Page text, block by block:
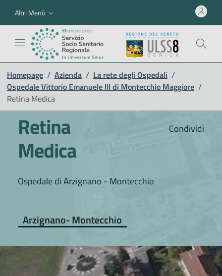
Altri Menù
Homepage / Azienda / La rete degli Ospedali /
Ospedale Vittorio Emanuele III di Montecchio Maggiore /
Retina Medica
Condividi
Retina
Medica
Ospedale di Arzignano - Montecchio
Arzignano- Montecchio